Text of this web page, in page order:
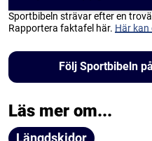
Sportbibeln strävar efter en
Rapportera faktafel här. Här kan
Följ Sportbibeln
Läs mer om...
Längdskidor